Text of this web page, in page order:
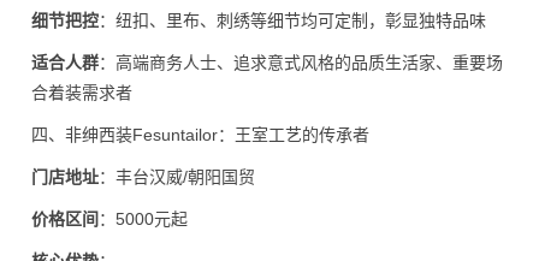
细节把控：纽扣、里布、刺绣等细节均可定制，彰显独特品味
适合人群：高端商务人士、追求意式风格的品质生活家、重要场
合着装需求者
四、非绅西装Fesuntailor：王室工艺的传承者
门店地址：丰台汉威/朝阳国贸
价格区间 ：5000元起